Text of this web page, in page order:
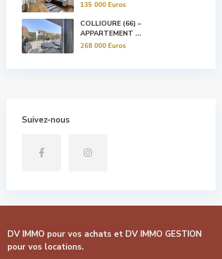
135 000 Euros
COLLIOURE (66) –
APPARTEMENT ...
268 000 Euros
Suivez-nous
DV IMMO pour vos achats et DV IMMO GESTION
pour vos locations.